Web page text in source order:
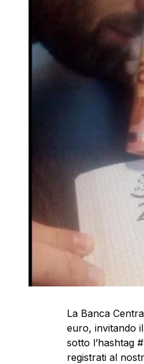
La Banca
euro, invitando
sotto l’hashtag
registrati al